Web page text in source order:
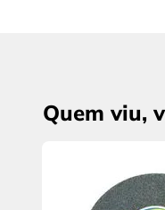
Quem viu,